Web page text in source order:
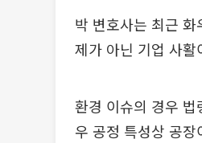
박 변호사는 최근
제가 아닌 기업 사활
환경 이슈의 경우
우 공정 특성상 공